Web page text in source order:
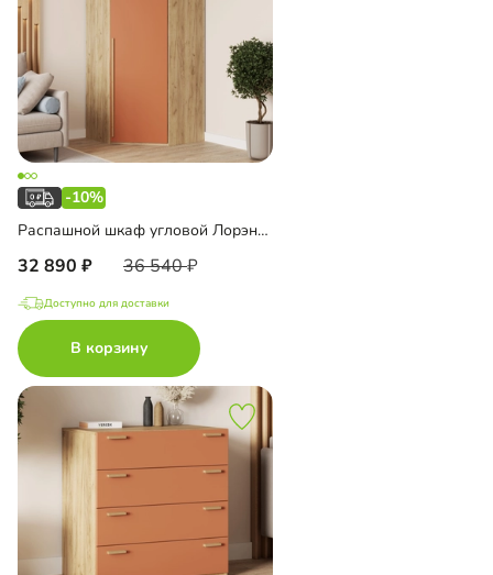
-10%
Распашной шкаф угловой Лорэна-1000 Премиум Эко
32 890 36 540
Доступно для доставки
В корзину